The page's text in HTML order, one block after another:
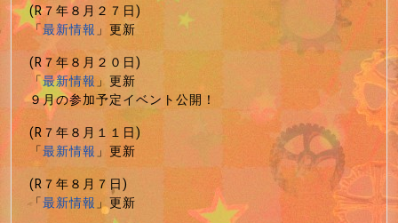
(R７年８月２７日)
「最新情報」更新
(R７年８月２０日)
「最新情報」更新
９月の参加予定イベント公開！
(R７年８月１１日)
「最新情報」更新
(R７年８月７日)
「最新情報」更新